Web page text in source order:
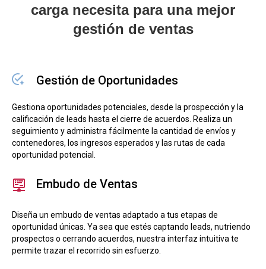
carga necesita para una mejor
gestión de ventas
Gestión de Oportunidades
Gestiona oportunidades potenciales, desde la prospección y la
calificación de leads hasta el cierre de acuerdos. Realiza un
seguimiento y administra fácilmente la cantidad de envíos y
contenedores, los ingresos esperados y las rutas de cada
oportunidad potencial.
Embudo de Ventas
Diseña un embudo de ventas adaptado a tus etapas de
oportunidad únicas. Ya sea que estés captando leads, nutriendo
prospectos o cerrando acuerdos, nuestra interfaz intuitiva te
permite trazar el recorrido sin esfuerzo.